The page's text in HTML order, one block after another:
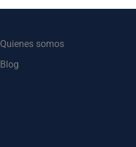
Quienes somos
Blog